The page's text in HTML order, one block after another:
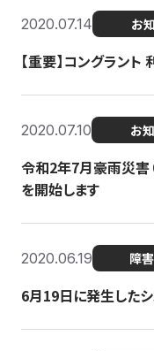
2020.07.14 お
【重要】コングラン
2020.07.10 お
令和2年7月豪雨災害
を開始します
2020.06.19 障
6月19日に発生した